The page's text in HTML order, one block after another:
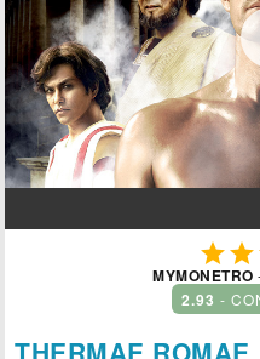

MYMONETRO
2.93 -
THERMAE ROMAE